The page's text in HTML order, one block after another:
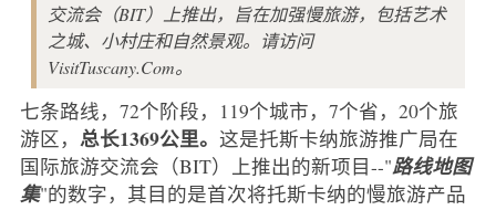
交流会（BIT）上推出，旨在加强慢旅游，包括艺术
之城、小村庄和自然景观。请访问
VisitTuscany.Com。
七条路线，72个阶段，119个城市，7个省，20个旅
游区， 总长1369公里。 这是托斯卡纳旅游推广局在
国际旅游交流会（BIT）上推出的新项目--"路线地图
集"的数字，其目的是首次将托斯卡纳的慢旅游产品